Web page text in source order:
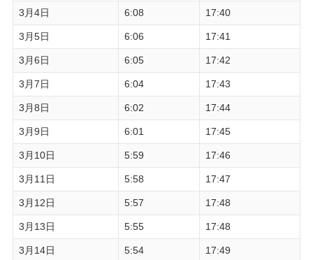
3月4日 6:08 17:40
3月5日 6:06 17:41
3月6日 6:05 17:42
3月7日 6:04 17:43
3月8日 6:02 17:44
3月9日 6:01 17:45
3月10日 5:59 17:46
3月11日 5:58 17:47
3月12日 5:57 17:48
3月13日 5:55 17:48
3月14日 5:54 17:49